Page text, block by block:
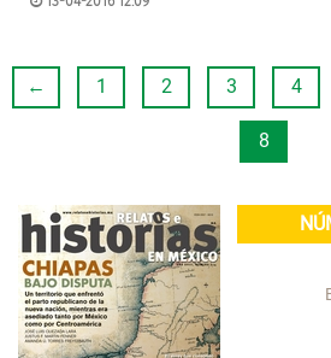
← 1 2 3 4
8